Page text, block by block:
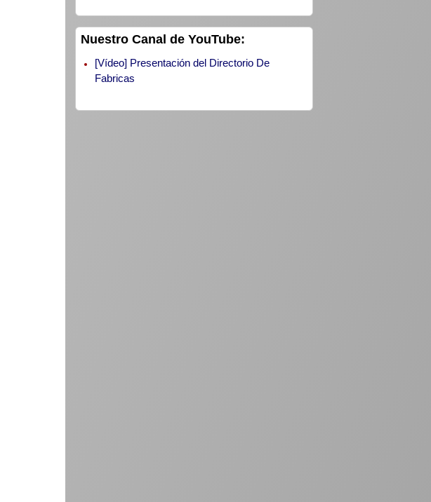
Nuestro Canal de YouTube:
[Vídeo] Presentación del Directorio De
Fabricas